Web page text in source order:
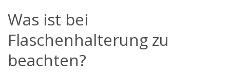
Was ist bei
Flaschenhalterung zu
beachten?